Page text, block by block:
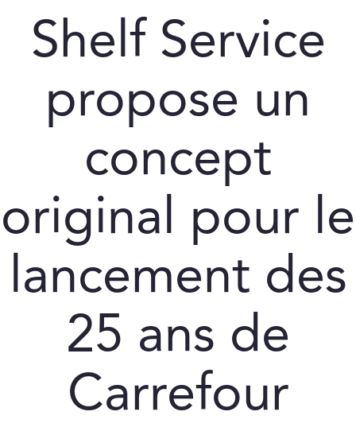
Shelf Service
propose un
concept
original pour le
lancement des
25 ans de
Carrefour